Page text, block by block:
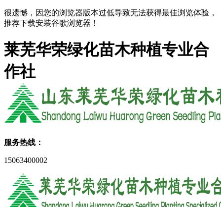
很遗憾，因您的浏览器版本过低导致无法获得最佳浏览体验，
推荐下载安装谷歌浏览器！
莱芜华荣绿化苗木种植专业合
作社
服务热线：
15063400002